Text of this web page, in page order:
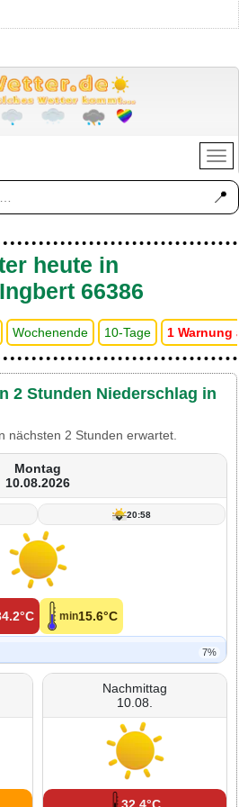
📍
heute in
66386
Wochenende 10-Tage 1 Warnung
2 Stunden Niederschlag in
2 Stunden erwartet.
Montag
10.08.2026
20:58
min15.6°C
7%
Nachmittag
10.08.